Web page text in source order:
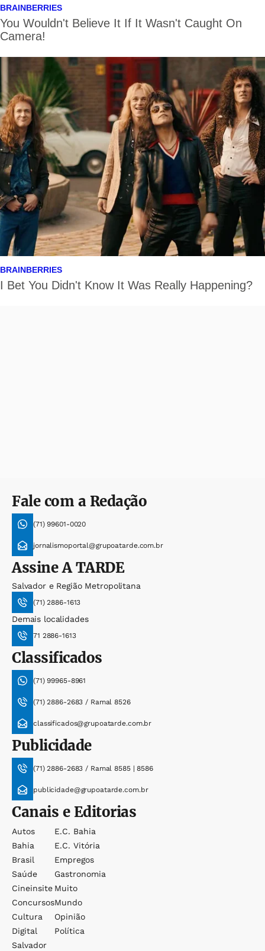
Fale com a Redação
(71) 99601-0020
jornalismoportal@grupoatarde.com.br
AssineA TARDE
Salvador e Região Metropolitana
(71) 2886-1613
Demais localidades
71 2886-1613
Classificados
(71) 99965-8961
(71) 2886-2683 / Ramal 8526
classificados@grupoatarde.com.br
Publicidade
(71) 2886-2683 / Ramal 8585 | 8586
publicidade@grupoatarde.com.br
Canais e Editorias
Autos
Bahia
Brasil
Saúde
Cineinsite
Concursos
Cultura
Digital
Salvador
E.c. Bahia
E.c. Vitória
Empregos
Gastronomia
Muito
Mundo
Opinião
Política